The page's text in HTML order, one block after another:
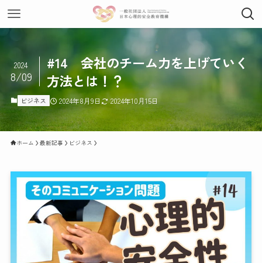
#14 会社のチーム力を上げていく
方法とは！？
2024
8/09
ビジネス 2024年8月9日 2024年10月15日
ホーム 最新記事 ビジネス